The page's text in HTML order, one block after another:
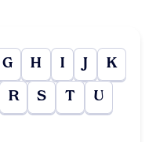
G H I J K
R S T U